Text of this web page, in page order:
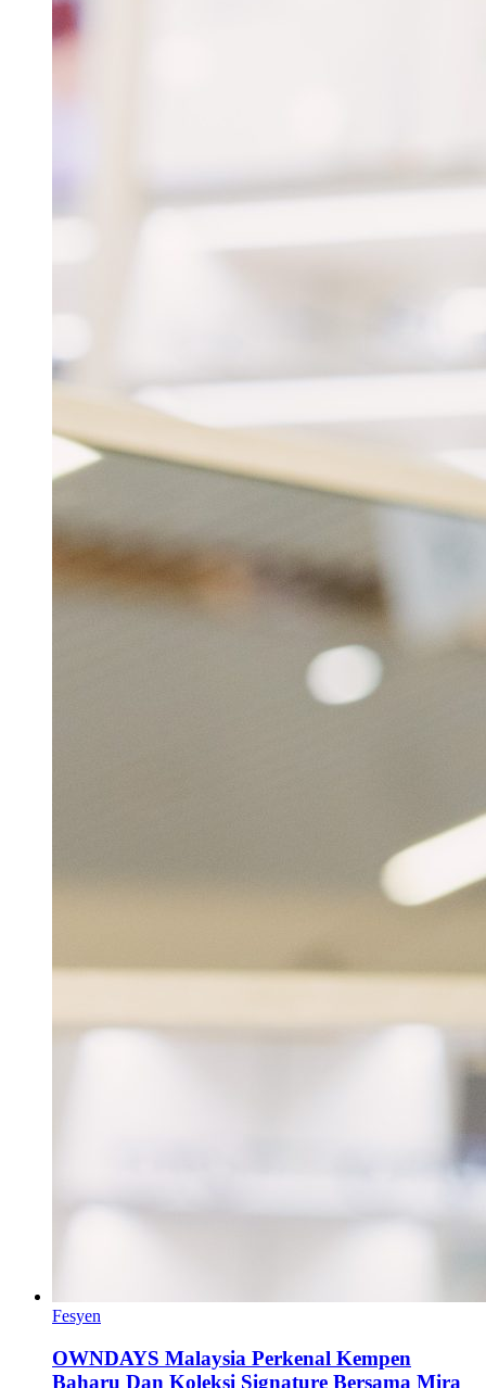
Fesyen
OWNDAYS Malaysia Perkenal Kempen
Baharu Dan Koleksi Signature Bersama Mira